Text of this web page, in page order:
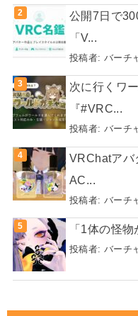
公開7日で
「V...
投稿者: バーチ
次に行くワ
『#VRC...
投稿者: バーチ
VRChatアバ
AC...
投稿者: バーチ
「1体の怪
投稿者: バーチ